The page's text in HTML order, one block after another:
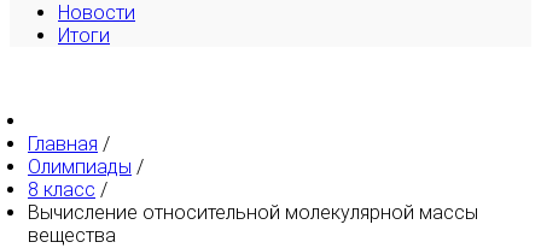
Новости
Итоги
Главная /
Олимпиады /
8 класс /
Вычисление относительной молекулярной массы
вещества